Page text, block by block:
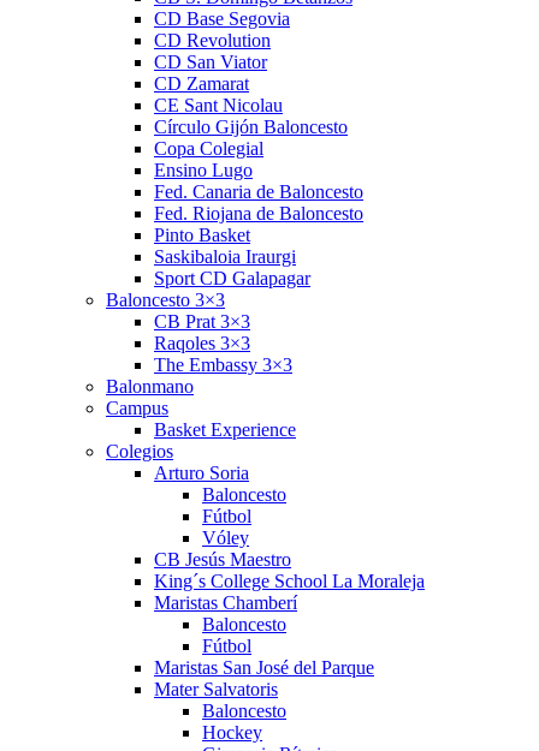
CD Base Segovia
CD Revolution
CD San Viator
CD Zamarat
CE Sant Nicolau
Círculo Gijón Baloncesto
Copa Colegial
Ensino Lugo
Fed. Canaria de Baloncesto
Fed. Riojana de Baloncesto
Pinto Basket
Saskibaloia Iraurgi
Sport CD Galapagar
Baloncesto 3×3
CB Prat 3×3
Raqoles 3×3
The Embassy 3×3
Balonmano
Campus
Basket Experience
Colegios
Arturo Soria
Baloncesto
Fútbol
Vóley
CB Jesús Maestro
King´s College School La Moraleja
Maristas Chamberí
Baloncesto
Fútbol
Maristas San José del Parque
Mater Salvatoris
Baloncesto
Hockey